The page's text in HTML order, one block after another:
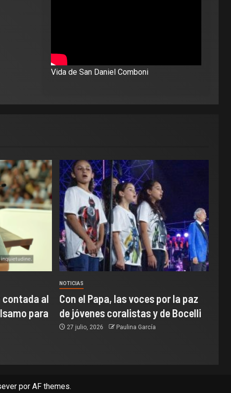
Vida de San Daniel Comboni
contada al
para
NOTICIAS
Con el Papa, las voces por la paz
de jóvenes coralistas y de Bocelli
27 julio, 2026 Paulina García
por AF themes.